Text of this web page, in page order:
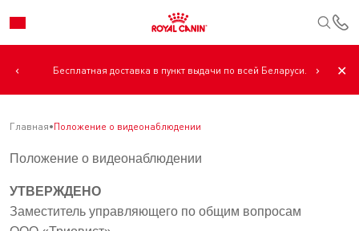
‹ Бесплатная доставка в пункт выдачи по всей Беларуси. › ✕
Главная Положение о видеонаблюдении
Положение о видеонаблюдении
УТВЕРЖДЕНО
Заместитель управляющего по общим вопросам